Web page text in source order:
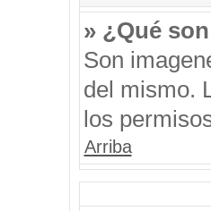
» ¿Qué
Son
del mismo.
los
Arriba